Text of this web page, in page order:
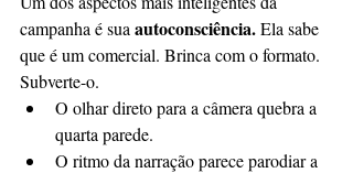
campanha é sua autoconsciência. Ela sabe
que é um comercial. Brinca com o formato.
Subverte-o.
O olhar direto para a câmera quebra a
quarta parede.
O ritmo da narração parece parodiar a